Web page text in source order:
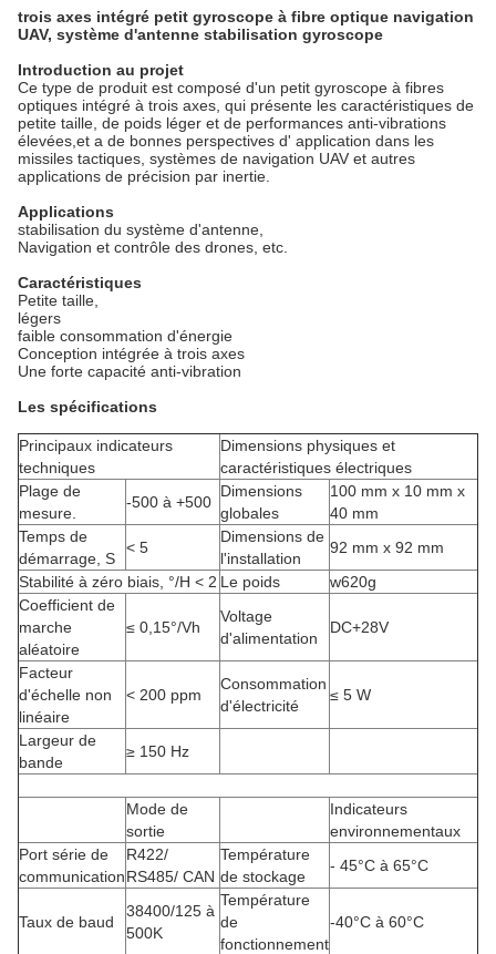
trois axes intégré petit gyroscope à fibre optique navigation
UAV, système d'antenne stabilisation gyroscope
Introduction au projet
Ce type de produit est composé d'un petit gyroscope à fibres
optiques intégré à trois axes, qui présente les caractéristiques de
petite taille, de poids léger et de performances anti-vibrations
élevées,et a de bonnes perspectives d' application dans les
missiles tactiques, systèmes de navigation UAV et autres
applications de précision par inertie.
Applications
stabilisation du système d'antenne,
Navigation et contrôle des drones, etc.
Caractéristiques
Petite taille,
légers
faible consommation d'énergie
Conception intégrée à trois axes
Une forte capacité anti-vibration
Les spécifications
Principaux indicateurs
techniques
Dimensions physiques et
caractéristiques électriques
Plage de
mesure.
-500 à +500
Dimensions
globales
100 mm x 10 mm x
40 mm
Temps de
démarrage, S
< 5
Dimensions de
l'installation
92 mm x 92 mm
Stabilité à zéro biais, °/H < 2 Le poids
w620g
Coefficient de
marche
aléatoire
≤ 0,15°/Vh
Voltage
d'alimentation
DC+28V
Facteur
d'échelle non
linéaire
< 200 ppm
Consommation
d'électricité
≤ 5 W
Largeur de
bande
≥ 150 Hz
Mode de
sortie
Indicateurs
environnementaux
Port série de
communication
R422/
RS485/ CAN
Température
de stockage
- 45°C à 65°C
Taux de baud
38400/125 à
500K
Température
de
fonctionnement
-40°C à 60°C